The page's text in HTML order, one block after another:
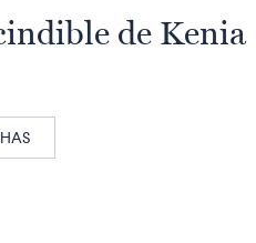
de Kenia